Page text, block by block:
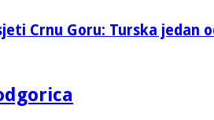
Crnu Goru: Turska